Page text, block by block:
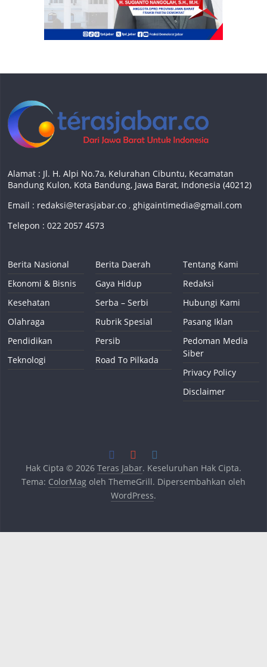
Alamat : Jl. H. Alpi No.7a, Kelurahan Cibuntu, Kecamatan
Bandung Kulon, Kota Bandung, Jawa Barat, Indonesia (40212)
Email : redaksi@terasjabar.co ,ghigaintimedia@gmail.com
Telepon : 022 2057 4573
Berita Nasional
Ekonomi & Bisnis
Kesehatan
Olahraga
Pendidikan
Teknologi
Berita Daerah
Gaya Hidup
Serba – Serbi
Rubrik Spesial
Persib
Road To Pilkada
Tentang Kami
Redaksi
Hubungi Kami
Pasang Iklan
Pedoman Media
Siber
Privacy Policy
Disclaimer
Hak Cipta © 2026 Teras Jabar. Keseluruhan Hak Cipta.
Tema: ColorMagoleh ThemeGrill. Dipersembahkan oleh
WordPress.